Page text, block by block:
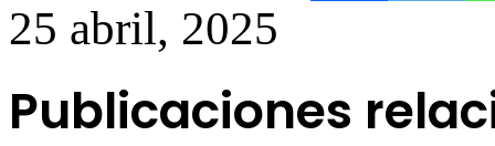
25 abril, 2025
Publicaciones